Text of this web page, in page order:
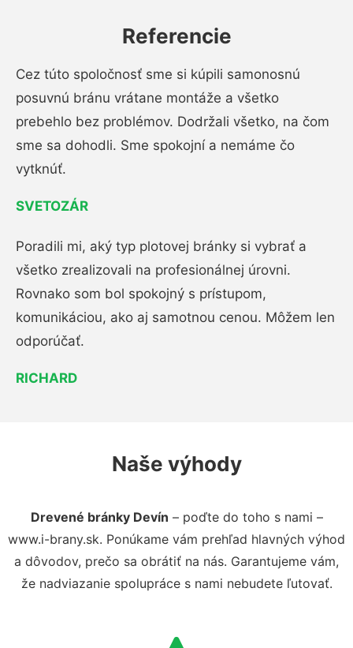
Referencie
Cez túto spoločnosť sme si kúpili samonosnú
posuvnú bránu vrátane montáže a všetko
prebehlo bez problémov. Dodržali všetko, na čom
sme sa dohodli. Sme spokojní a nemáme čo
vytknúť.
SVETOZÁR
Poradili mi, aký typ plotovej bránky si vybrať a
všetko zrealizovali na profesionálnej úrovni.
Rovnako som bol spokojný s prístupom,
komunikáciou, ako aj samotnou cenou. Môžem len
odporúčať.
RICHARD
Naše výhody
Drevené bránky Devín – poďte do toho s nami –
www.i-brany.sk. Ponúkame vám prehľad hlavných výhod
a dôvodov, prečo sa obrátiť na nás. Garantujeme vám,
že nadviazanie spolupráce s nami nebudete ľutovať.